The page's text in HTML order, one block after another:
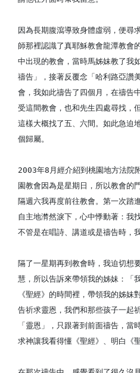
因為長期腹瀉導致身體虛弱，便尋
師那裡認識了真耶穌教會龍潭教會
中出現的教會，當時馬姊妹教了我
禱告」，接著反覆念「哈利路亞讚
會，我如此禱告了四個月，在禱告
受這間教會，也和先生四處尋找，
這樣大概找了五、六間。如此急迫
個歸屬。
2003年8月經介紹到桃園地方法院
園教會因為是星期日，所以教會的
隔週六我再度前往教會。第一次踏
自主地潸然淚下，心中悸動著：我
不管是在唱詩、講道或是禱告時，
隔了一星期再到教會時，我迫切想
慧，所以告訴來帶領我的姊妹：「
《聖經》的時間裡，帶領我的姊妹
告祈求靈恩，我們和那些孩子一起
「靈恩」，只跟著到前面禱告，當
求神讓我看得懂《聖經》、明白《